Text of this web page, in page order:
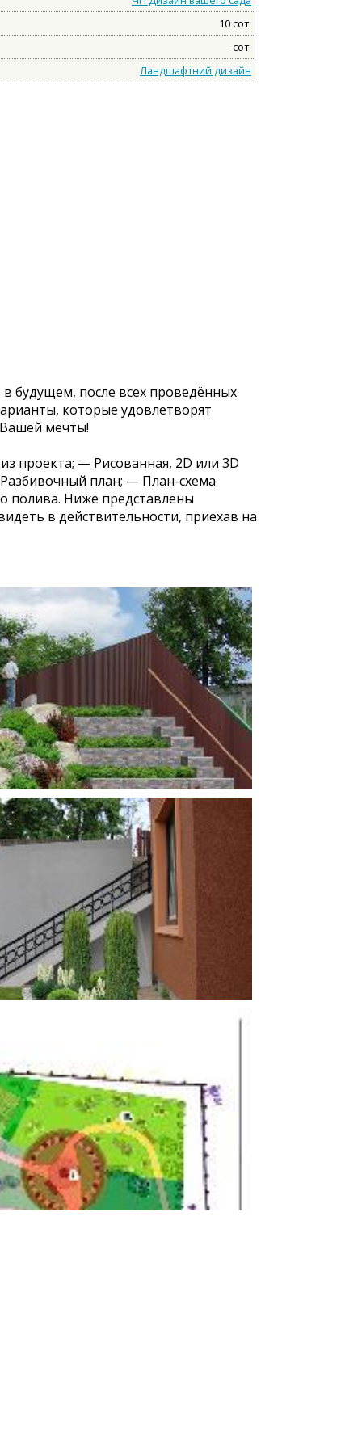
10 сот.
- сот.
Ландшафтний дизайн
будущем, после всех проведённых
которые удовлетворят
мечты!
проекта; — Рисованная, 2D или 3D
план; — План-схема
полива. Ниже представлены
в действительности, приехав на